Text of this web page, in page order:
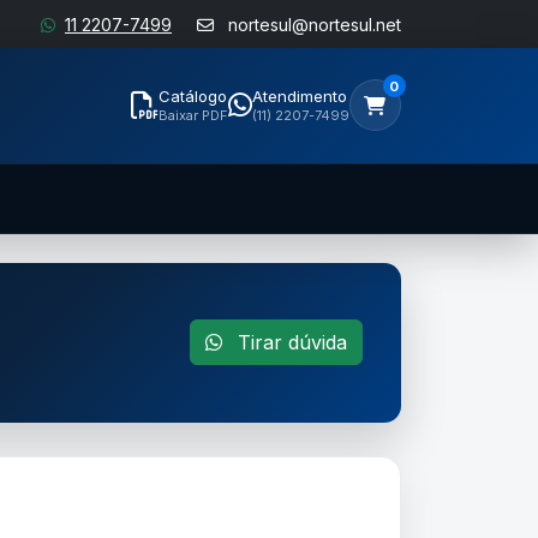
11 2207-7499 nortesul@nortesul.net
Catálogo
Baixar PDF
Atendimento
(11) 2207-7499
0
Tirar dúvida